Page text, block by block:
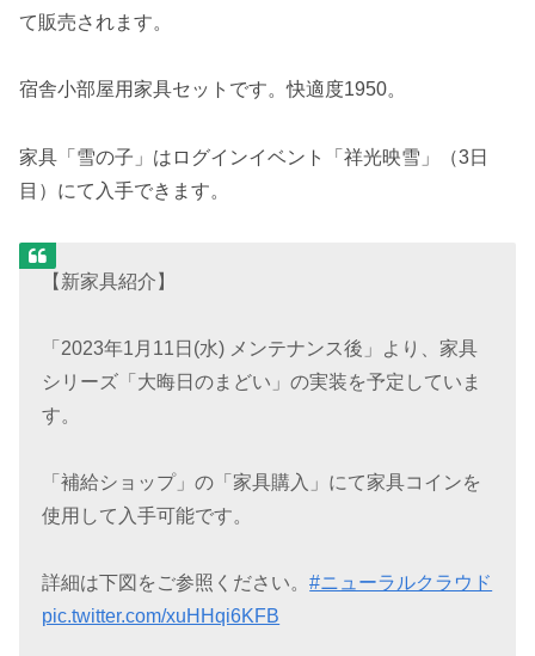
て販売されます。
宿舎小部屋用家具セットです。快適度1950。
家具「雪の子」はログインイベント「祥光映雪」（3日
目）にて入手できます。
【新家具紹介】
「2023年1月11日(水) メンテナンス後」より、家具
シリーズ「大晦日のまどい」の実装を予定していま
す。
「補給ショップ」の「家具購入」にて家具コインを
使用して入手可能です。
詳細は下図をご参照ください。#ニューラルクラウド
pic.twitter.com/xuHHqi6KFB